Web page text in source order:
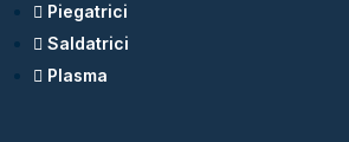
Piegatrici
Saldatrici
Plasma